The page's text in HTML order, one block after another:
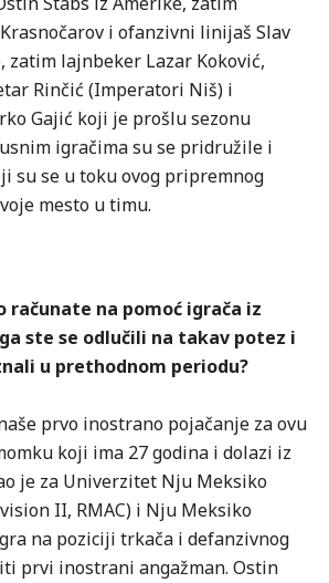
i ofanzivni linijaš Slav
zatim lajnbeker Lazar Koković,
Rinčić (Imperatori Niš) i
Gajić koji je prošlu sezonu
igračima su se pridružile i
su se u toku ovog pripremnog
mesto u timu.
računate na pomoć igrača iz
ste se odlučili na takav potez i
u prethodnom periodu?
prvo inostrano pojačanje za ovu
koji ima 27 godina i dolazi iz
je za Univerzitet Nju Meksiko
II, RMAC) i Nju Meksiko
na poziciji trkača i defanzivnog
prvi inostrani angažman. Ostin